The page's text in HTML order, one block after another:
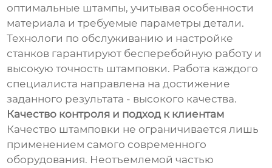
оптимальные штампы, учитывая особенности
материала и требуемые параметры детали.
Технологи по обслуживанию и настройке
станков гарантируют бесперебойную работу и
высокую точность штамповки. Работа каждого
специалиста направлена на достижение
заданного результата - высокого качества.
Качество контроля и подход к клиентам
Качество штамповки не ограничивается лишь
применением самого современного
оборудования. Неотъемлемой частью